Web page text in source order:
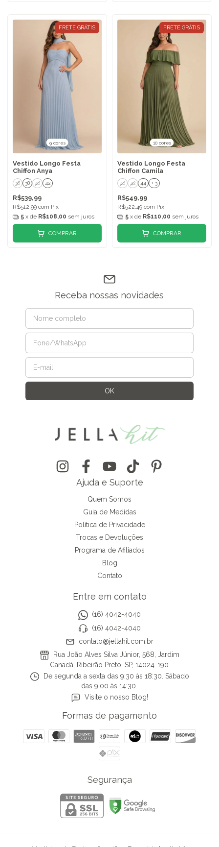
FRETE GRÁTIS
9 cores
Vestido Longo Festa
Chiffon Anya
36 38 40 42
R$539,99
R$512,99 com Pix
5 x de R$108,00 sem juros
COMPRAR
FRETE GRÁTIS
10 cores
Vestido Longo Festa
Chiffon Camila
40 42 44 + 3
R$549,99
R$522,49 com Pix
5 x de R$110,00 sem juros
COMPRAR
Receba nossas novidades
Ajuda e Suporte
Quem Somos
Guia de Medidas
Política de Privacidade
Trocas e Devoluções
Programa de Afiliados
Blog
Contato
Entre em contato
(16) 4042-4040
(16) 4042-4040
contato@jellahit.com.br
Rua João Alves Silva Júnior, 568, Jardim
Canadá, Ribeirão Preto, SP, 14024-190
De segunda a sexta das 9:30 às 18:30. Sábado
das 9:00 às 14:30.
Visite o nosso Blog!
Formas de pagamento
Segurança